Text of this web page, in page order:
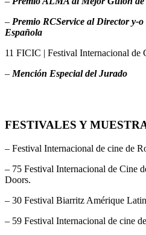
– Premio RCService al Director y-
Española
11 FICIC | Festival Internacional de
– Mención Especial del Jurado
FESTIVALES Y
– Festival Internacional de cine de
– 75 Festival Internacional de Cine
Doors.
– 30 Festival Biarritz Amérique
– 59 Festival Internacional de cine